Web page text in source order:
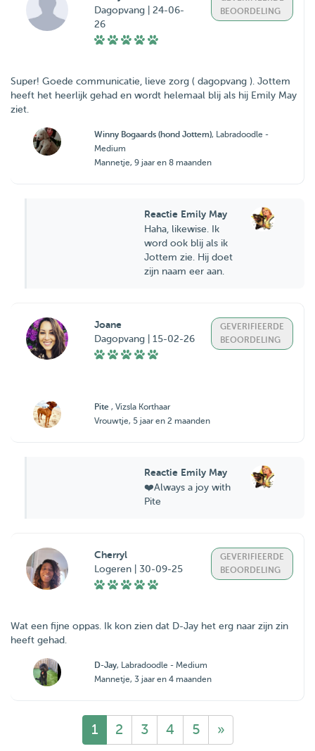
Dagopvang | 24-06-
26
BEOORDELING
Super! Goede communicatie, lieve zorg ( dagopvang ). Jottem
heeft het heerlijk gehad en wordt helemaal blij als hij Emily May
ziet.
Winny Bogaards (hond Jottem), Labradoodle -
Medium
Mannetje, 9 jaar en 8 maanden
Reactie Emily May
Haha, likewise. Ik
word ook blij als ik
Jottem zie. Hij doet
zijn naam eer aan.
Joane
Dagopvang | 15-02-26
GEVERIFIEERDE
BEOORDELING
Pite, Vizsla Korthaar
Vrouwtje, 5 jaar en 2 maanden
Reactie Emily May
❤️Always a joy with
Pite
Cherryl
Logeren | 30-09-25
GEVERIFIEERDE
BEOORDELING
Wat een fijne oppas. Ik kon zien dat D-Jay het erg naar zijn zin
heeft gehad.
D-Jay, Labradoodle - Medium
Mannetje, 3 jaar en 4 maanden
1 2 3 4 5 »